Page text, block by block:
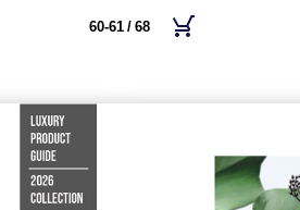
60-61 / 68